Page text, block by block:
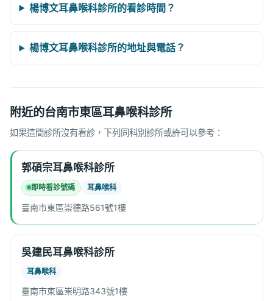
楊博文耳鼻喉科診所的看診時間？
楊博文耳鼻喉科診所的地址與電話？
附近的台南市東區耳鼻喉科診所
如果這間診所沒有看診，下列同科別診所或許可以參考：
郭碩宗耳鼻喉科診所
即時看診號碼 耳鼻喉科
臺南市東區崇德路561號1樓
吳建民耳鼻喉科診所
耳鼻喉科
臺南市東區崇明路343號1樓